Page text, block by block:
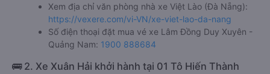
Xem địa chỉ văn phòng nhà xe Việt Lào (Đà Nẵng):
https://vexere.com/vi-VN/xe-viet-lao-da-nang
Số điện thoại đặt mua vé xe Lâm Đồng Duy Xuyên -
Quảng Nam: 1900 888684
🚌 2. Xe Xuân Hải khởi hành tại 01 Tô Hiến Thành